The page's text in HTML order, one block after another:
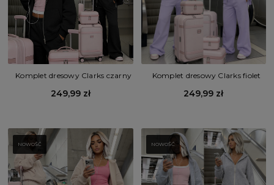
Komplet dresowy Clarks czarny
249,99 zł
Komplet dresowy Clarks fiolet
249,99 zł
NOWOŚĆ NOWOŚĆ